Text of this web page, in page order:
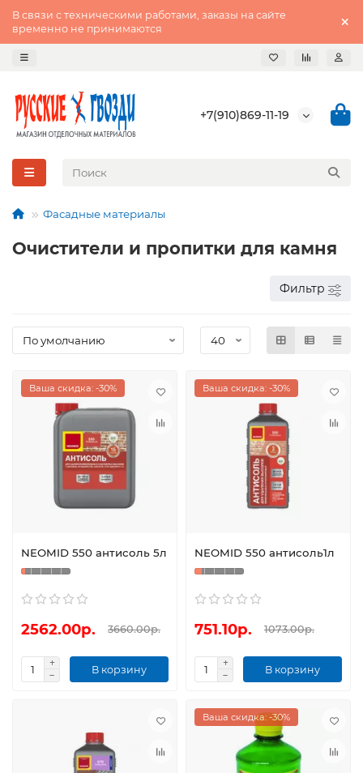
В связи с техническими работами, заказы на сайте
временно не принимаются
+7(910)869-11-19
Фасадные материалы
Очистители и пропитки для камня
Фильтр
Ваша скидка: -30%
NEOMID 550 антисоль 5л
2562.00р. 3660.00р.
В корзину
Ваша скидка: -30%
NEOMID 550 антисоль1л
751.10р. 1073.00р.
В корзину
Ваша скидка: -30%